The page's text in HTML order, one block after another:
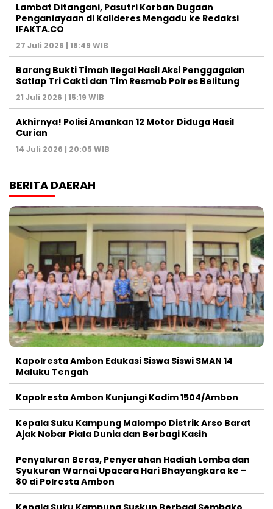
Lambat Ditangani, Pasutri Korban Dugaan
Penganiayaan di Kalideres Mengadu ke Redaksi
IFAKTA.CO
27 Juli 2026 | 18:49 WIB
Barang Bukti Timah Ilegal Hasil Aksi Penggagalan
Satlap Tri Cakti dan Tim Resmob Polres Belitung
21 Juli 2026 | 15:19 WIB
Akhirnya! Polisi Amankan 12 Motor Diduga Hasil
Curian
14 Juli 2026 | 20:05 WIB
BERITA DAERAH
Kapolresta Ambon Edukasi Siswa Siswi SMAN 14
Maluku Tengah
Kapolresta Ambon Kunjungi Kodim 1504/Ambon
Kepala Suku Kampung Malompo Distrik Arso Barat
Ajak Nobar Piala Dunia dan Berbagi Kasih
Penyaluran Beras, Penyerahan Hadiah Lomba dan
Syukuran Warnai Upacara Hari Bhayangkara ke –
80 di Polresta Ambon